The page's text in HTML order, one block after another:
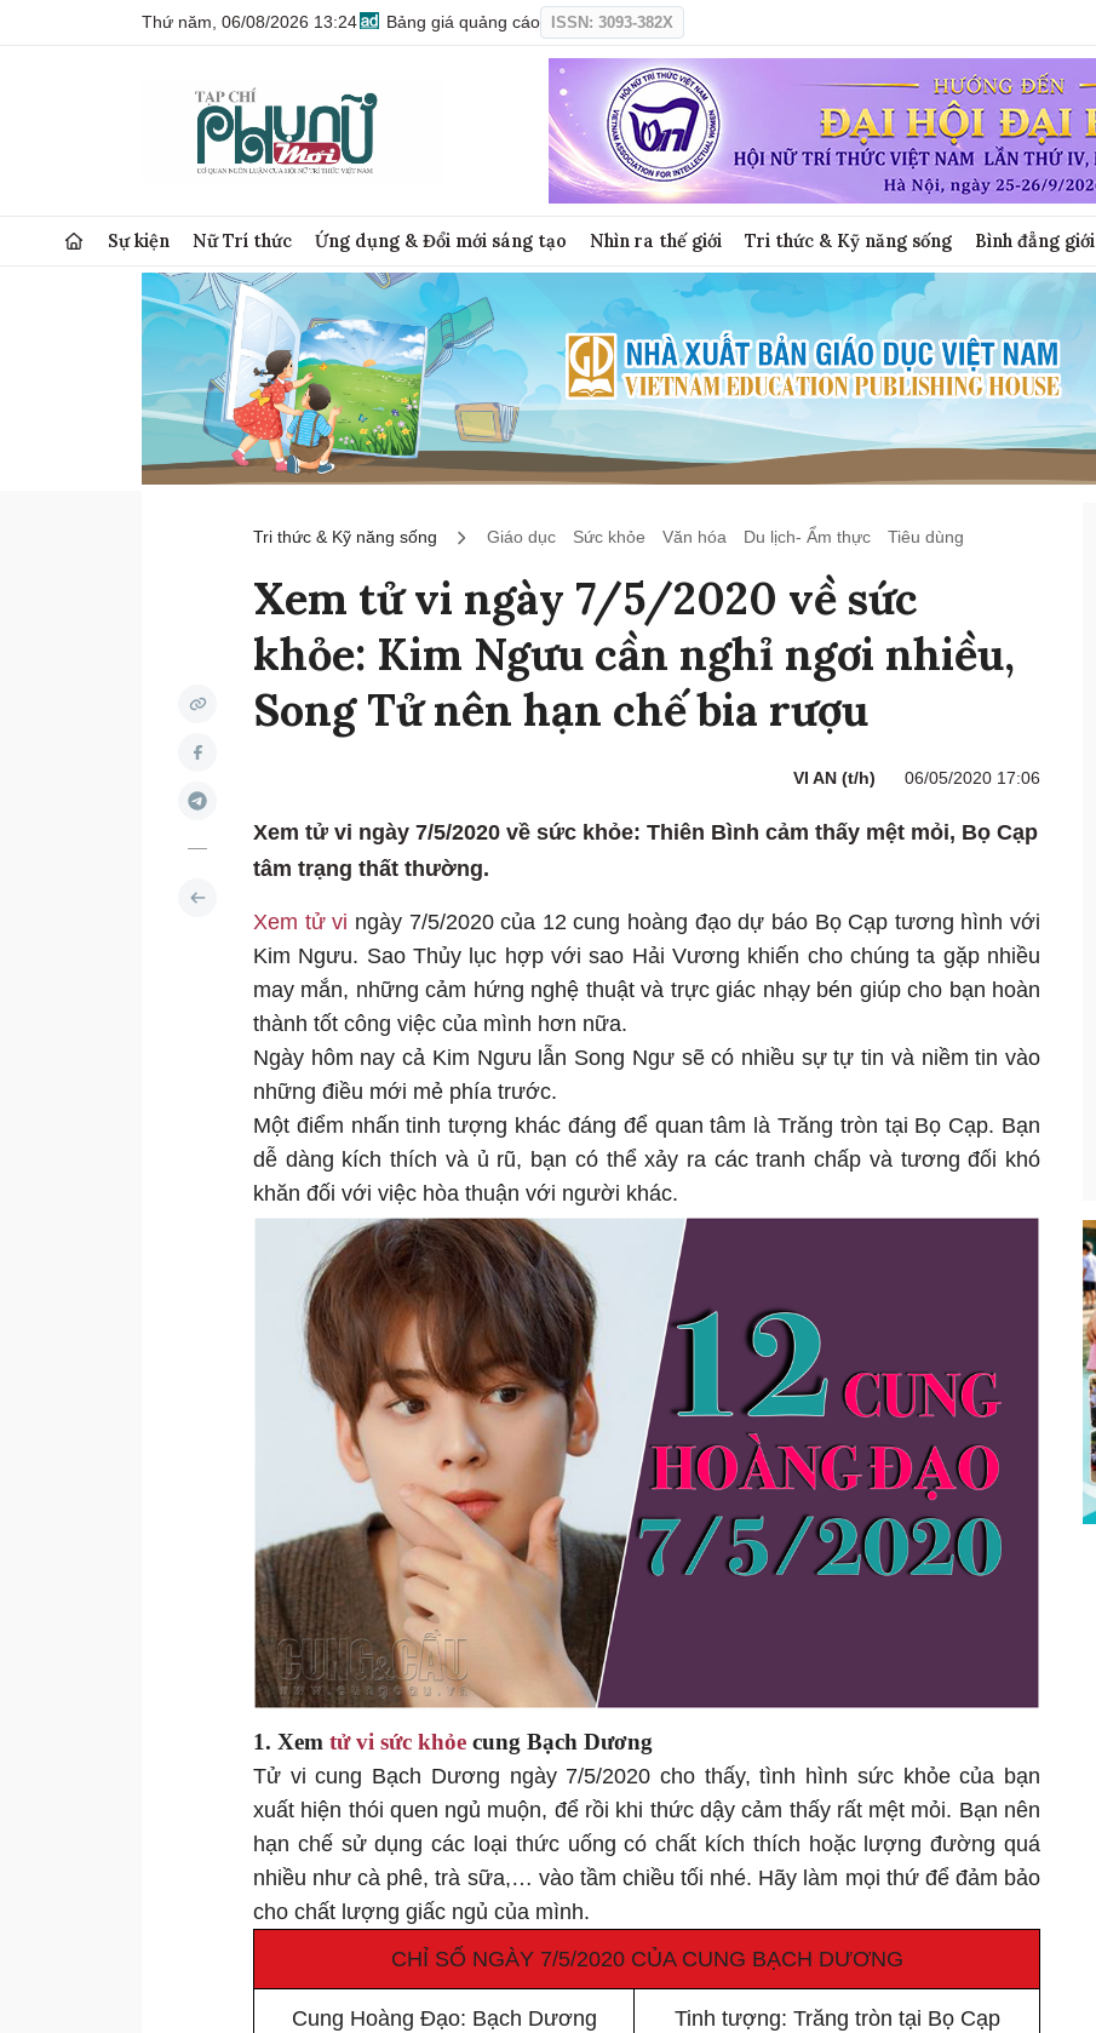
Thứ năm, 06/08/2026 13:24 Bảng giá quảng cáo ISSN: 3093-382X
Sự kiện Nữ Trí thức Ứng dụng & Đổi mới sáng tạo Nhìn ra thế giới Tri thức & Kỹ năng sống Bình đẳng giới
Tri thức & Kỹ năng sống Giáo dục Sức khỏe Văn hóa Du lịch- Ẩm thực Tiêu dùng
Xem tử vi ngày 7/5/2020 về sức
khỏe: Kim Ngưu cần nghỉ ngơi nhiều,
Song Tử nên hạn chế bia rượu
VI AN (t/h) 06/05/2020 17:06
Xem tử vi ngày 7/5/2020 về sức khỏe: Thiên Bình cảm thấy mệt mỏi, Bọ Cạp
tâm trạng thất thường.
Xem tử vi ngày 7/5/2020 của 12 cung hoàng đạo dự báo Bọ Cạp tương hình với
Kim Ngưu. Sao Thủy lục hợp với sao Hải Vương khiến cho chúng ta gặp nhiều
may mắn, những cảm hứng nghệ thuật và trực giác nhạy bén giúp cho bạn hoàn
thành tốt công việc của mình hơn nữa.
Ngày hôm nay cả Kim Ngưu lẫn Song Ngư sẽ có nhiều sự tự tin và niềm tin vào
những điều mới mẻ phía trước.
Một điểm nhấn tinh tượng khác đáng để quan tâm là Trăng tròn tại Bọ Cạp. Bạn
dễ dàng kích thích và ủ rũ, bạn có thể xảy ra các tranh chấp và tương đối khó
khăn đối với việc hòa thuận với người khác.
1. Xem tử vi sức khỏe cung Bạch Dương
Tử vi cung Bạch Dương ngày 7/5/2020 cho thấy, tình hình sức khỏe của bạn
xuất hiện thói quen ngủ muộn, để rồi khi thức dậy cảm thấy rất mệt mỏi. Bạn nên
hạn chế sử dụng các loại thức uống có chất kích thích hoặc lượng đường quá
nhiều như cà phê, trà sữa,… vào tầm chiều tối nhé. Hãy làm mọi thứ để đảm bảo
cho chất lượng giấc ngủ của mình.
CHỈ SỐ NGÀY 7/5/2020 CỦA CUNG BẠCH DƯƠNG
Cung Hoàng Đạo: Bạch Dương Tinh tượng: Trăng tròn tại Bọ Cạp